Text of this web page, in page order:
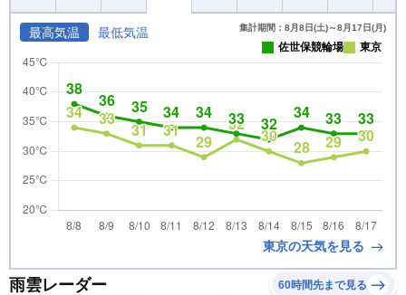
最高気温 最低気温 集計期間：8月8日(土)～8月17日(月)
佐世保競輪場 東京
東京の天気を見る
雨雲レーダー 60時間先まで見る